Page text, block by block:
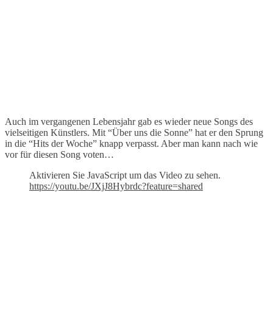
Auch im vergangenen Lebensjahr gab es wieder neue Songs des
vielseitigen Künstlers. Mit “Über uns die Sonne” hat er den Sprung
in die “Hits der Woche” knapp verpasst. Aber man kann nach wie
vor für diesen Song voten…
Aktivieren Sie JavaScript um das Video zu sehen.
https://youtu.be/JXjJ8Hybrdc?feature=shared